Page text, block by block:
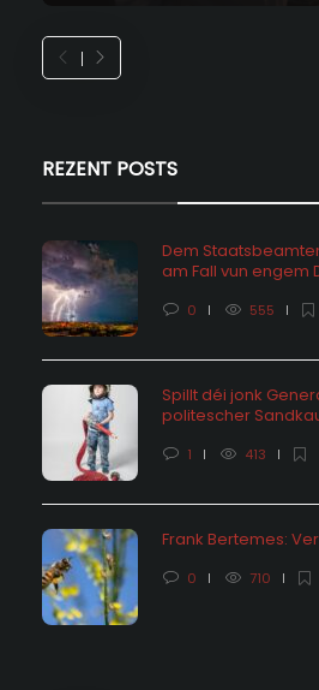
REZENT POSTS
Dem
am Fall vun engem
0 555
Spillt déi jonk
politescher
1 413
Frank Bertemes:
0 710